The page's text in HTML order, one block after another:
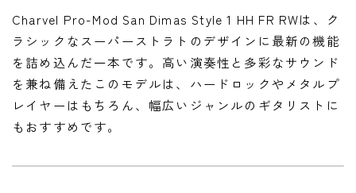
Charvel Pro-Mod San Dimas Style 1 HH FR RWは、ク
ラシックなスーパーストラトのデザインに最新の機能
を詰め込んだ一本です。高い演奏性と多彩なサウンド
を兼ね備えたこのモデルは、ハードロックやメタルプ
レイヤーはもちろん、幅広いジャンルのギタリストに
もおすすめです。